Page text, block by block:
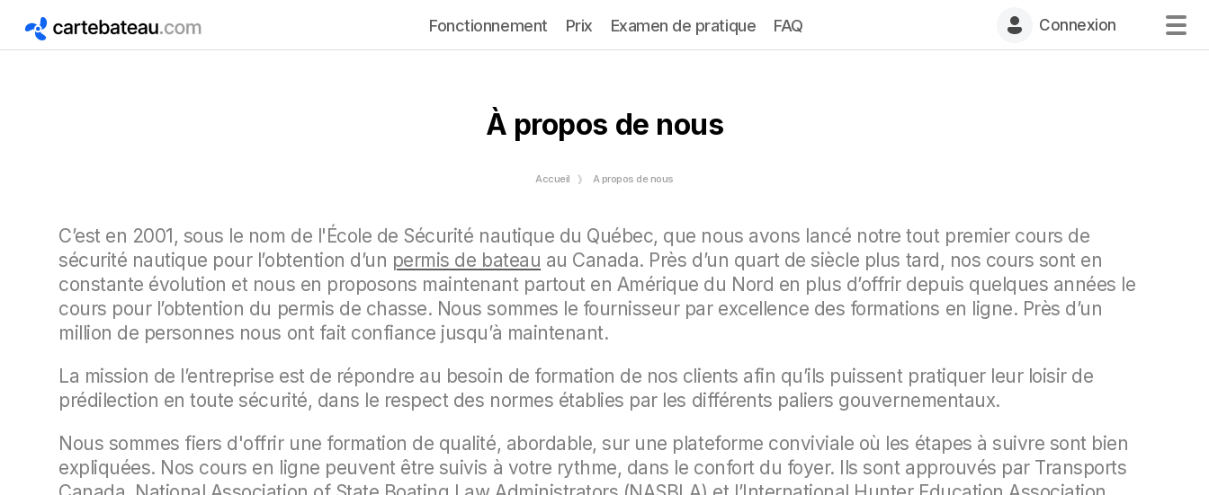
Fonctionnement Prix Examen de pratique FAQ Connexion
À propos de nous
Accueil À propos de nous
C’est en 2001, sous le nom de l'École de Sécurité nautique du Québec, que nous avons lancé notre tout premier cours de
sécurité nautique pour l’obtention d’un permis de bateau au Canada. Près d’un quart de siècle plus tard, nos cours sont en
constante évolution et nous en proposons maintenant partout en Amérique du Nord en plus d’offrir depuis quelques années le
cours pour l’obtention du permis de chasse. Nous sommes le fournisseur par excellence des formations en ligne. Près d’un
million de personnes nous ont fait confiance jusqu’à maintenant.
La mission de l’entreprise est de répondre au besoin de formation de nos clients afin qu’ils puissent pratiquer leur loisir de
prédilection en toute sécurité, dans le respect des normes établies par les différents paliers gouvernementaux.
Nous sommes fiers d'offrir une formation de qualité, abordable, sur une plateforme conviviale où les étapes à suivre sont bien
expliquées. Nos cours en ligne peuvent être suivis à votre rythme, dans le confort du foyer. Ils sont approuvés par Transports